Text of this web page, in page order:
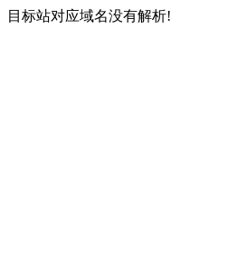
目标站对应域名没有解析!